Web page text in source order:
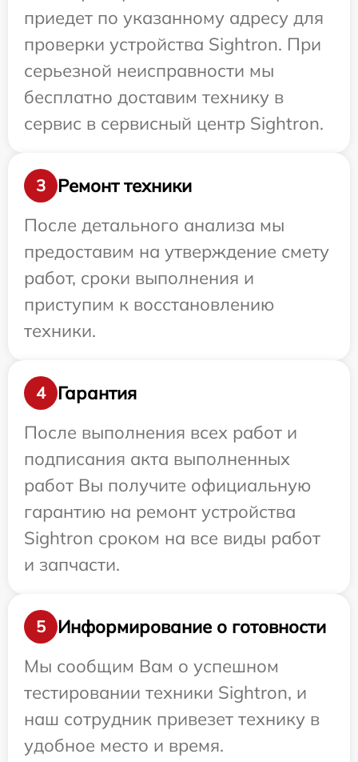
приедет по указанному адресу для
проверки устройства Sightron. При
серьезной неисправности мы
бесплатно доставим технику в
сервис в сервисный центр Sightron.
3
Ремонт техники
После детального анализа мы
предоставим на утверждение смету
работ, сроки выполнения и
приступим к восстановлению
техники.
4
Гарантия
После выполнения всех работ и
подписания акта выполненных
работ Вы получите официальную
гарантию на ремонт устройства
Sightron сроком на все виды работ
и запчасти.
5
Информирование о готовности
Мы сообщим Вам о успешном
тестировании техники Sightron, и
наш сотрудник привезет технику в
удобное место и время.